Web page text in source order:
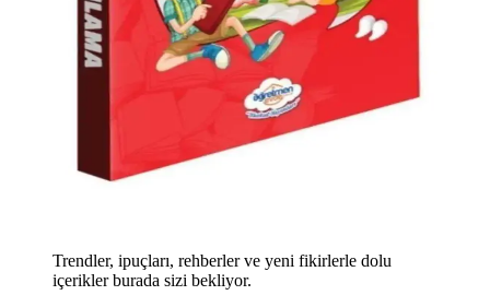
Trendler, ipuçları, rehberler ve yeni fikirlerle dolu
içerikler burada sizi bekliyor.